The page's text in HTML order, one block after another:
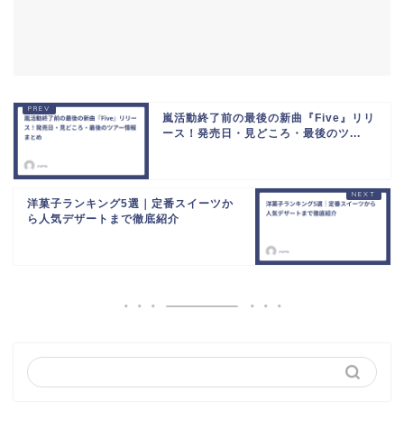
嵐活動終了前の最後の新曲『Five』リリ
ース！発売日・見どころ・最後のツ...
洋菓子ランキング5選｜定番スイーツか
ら人気デザートまで徹底紹介